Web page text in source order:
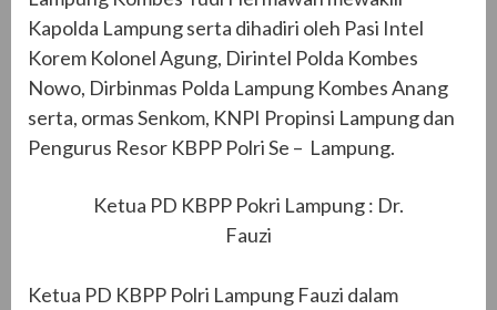
Kapolda Lampung serta dihadiri oleh Pasi Intel
Korem Kolonel Agung, Dirintel Polda Kombes
Nowo, Dirbinmas Polda Lampung Kombes Anang
serta, ormas Senkom, KNPI Propinsi Lampung dan
Pengurus Resor KBPP Polri Se – Lampung.
Ketua PD KBPP Pokri Lampung : Dr.
Fauzi
Ketua PD KBPP Polri Lampung Fauzi dalam